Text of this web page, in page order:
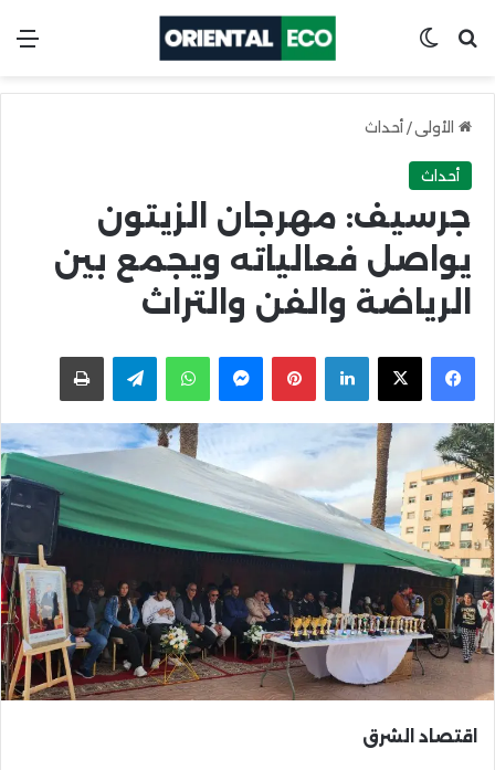
ابحث عنSwitch skin
الأولى / أحداث
أحداث
جرسيف: مهرجان الزيتون
يواصل فعالياته ويجمع بين
الرياضة والفن والتراث
Facebook
X
LinkedIn
Pinterest
Messenger
WhatsApp
Telegramاطبعها
اقتصاد الشرق